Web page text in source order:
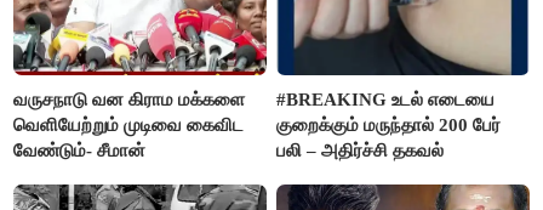
வருசநாடு வன கிராம மக்களை
வெளியேற்றும் முடிவை கைவிட
வேண்டும்- சீமான்
#BREAKING உடல் எடையை
குறைக்கும் மருந்தால் 200 பேர்
பலி – அதிர்ச்சி தகவல்